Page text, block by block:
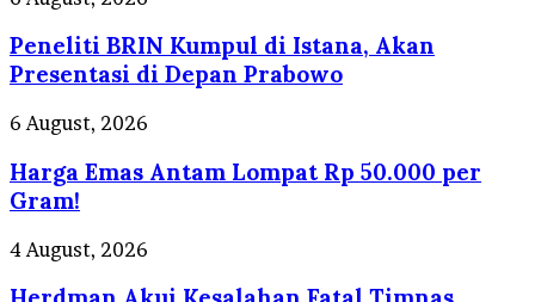
Kumpul
di
Istana,
Akan
Presentasi
di
Depan
Prabowo
Peneliti BRIN Kumpul di Istana, Akan
Presentasi di Depan Prabowo
Harga
Antam
Lompat
Rp
50.000
Gram!
6 August, 2026
Harga Emas Antam Lompat Rp 50.000 per
Gram!
Herdman
Kesalahan
4 August, 2026